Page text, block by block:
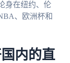
身在纽约、伦
、欧洲杯和
内的直